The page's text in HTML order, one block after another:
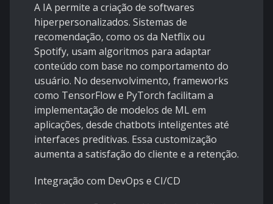
A IA permite a criação de softwares
hiperpersonalizados. Sistemas de
recomendação, como os da Netflix ou
Spotify, usam algoritmos para adaptar
conteúdo com base no comportamento do
usuário. No desenvolvimento, frameworks
como TensorFlow e PyTorch facilitam a
implementação de modelos de ML em
aplicações, desde chatbots inteligentes até
interfaces preditivas. Essa customização
aumenta a satisfação do cliente e a retenção.
Integração com DevOps e CI/CD